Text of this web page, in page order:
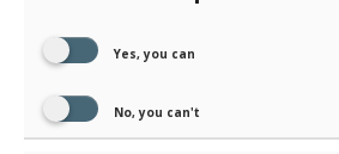
Yes, you can
No, you can't